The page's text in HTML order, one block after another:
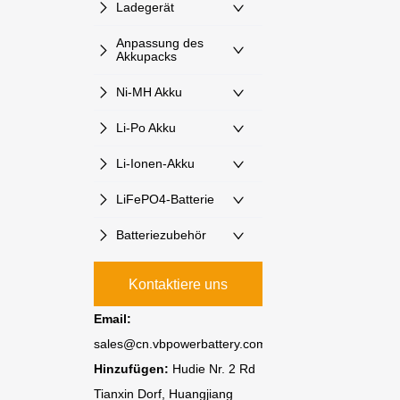
Ladegerät
Anpassung des
Akkupacks
Ni-MH Akku
Li-Po Akku
Li-Ionen-Akku
LiFePO4-Batterie
Batteriezubehör
Kontaktiere uns
Email:
sales@cn.vbpowerbattery.com
Hinzufügen: Hudie Nr. 2 Rd
Tianxin Dorf, Huangjiang